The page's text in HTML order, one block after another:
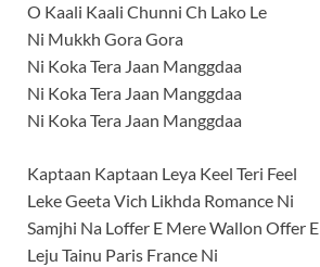
O Kaali Kaali Chunni Ch Lako Le
Ni Mukkh Gora Gora
Ni Koka Tera Jaan Manggdaa
Ni Koka Tera Jaan Manggdaa
Ni Koka Tera Jaan Manggdaa
Kaptaan Kaptaan Leya Keel Teri Feel
Leke Geeta Vich Likhda Romance Ni
Samjhi Na Loffer E Mere Wallon Offer E
Leju Tainu Paris France Ni